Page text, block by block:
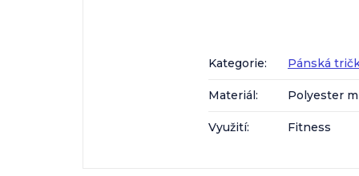
Kategorie: Pánská
Materiál: Polyester
Využití: Fitness